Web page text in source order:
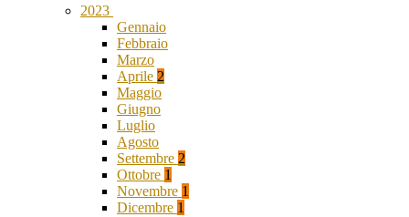
2023
Gennaio
Febbraio
Marzo
Aprile 2
Maggio
Giugno
Luglio
Agosto
Settembre 2
Ottobre 1
Novembre 1
Dicembre 1